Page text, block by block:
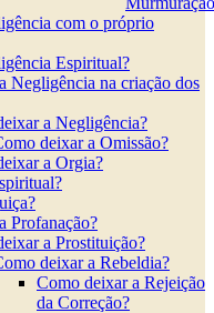
com o próprio
Espiritual?
Negligência na criação dos
a Negligência?
deixar a Omissão?
a Orgia?
Profanação?
a Prostituição?
deixar a Rebeldia?
Como deixar a Rejeição
da Correção?